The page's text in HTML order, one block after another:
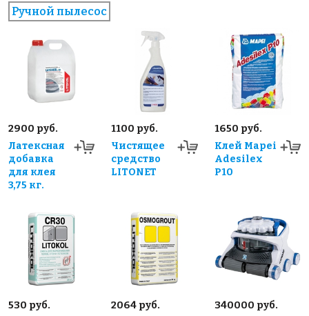
Ручной пылесос
2900 руб.
Латексная
добавка
для клея
3,75 кг.
1100 руб.
Чистящее
средство
LITONET
1650 руб.
Клей Mapei
Adesilex
P10
530 руб.
2064 руб.
340000 руб.